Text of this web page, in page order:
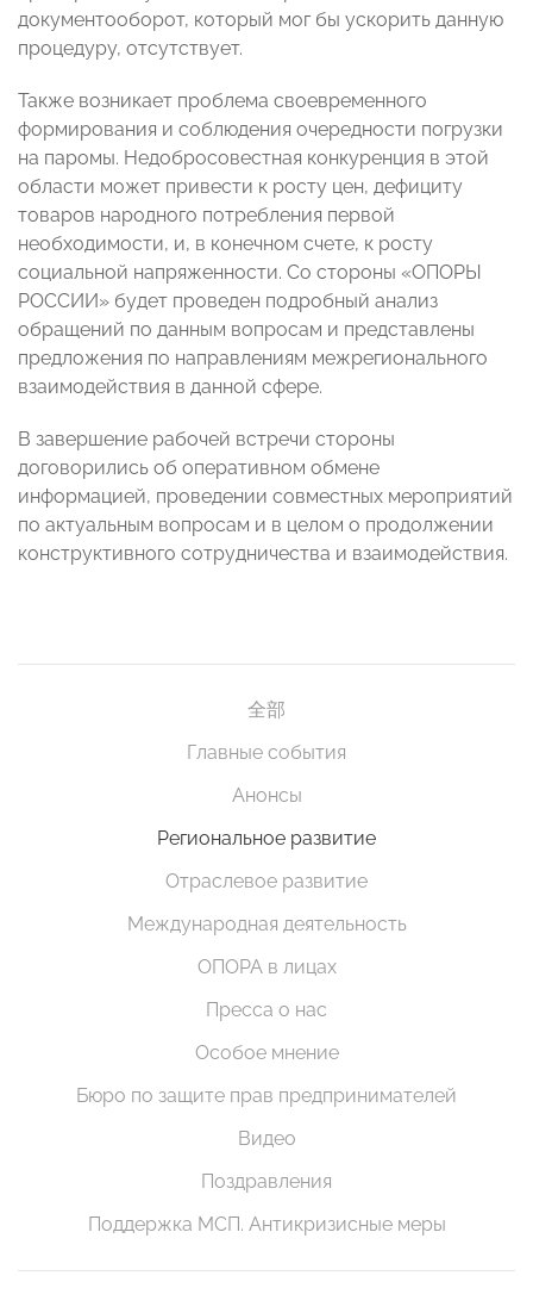
документооборот, который мог бы ускорить данную
процедуру, отсутствует.
Также возникает проблема своевременного
формирования и соблюдения очередности погрузки
на паромы. Недобросовестная конкуренция в этой
области может привести к росту цен, дефициту
товаров народного потребления первой
необходимости, и, в конечном счете, к росту
социальной напряженности. Со стороны «ОПОРЫ
РОССИИ» будет проведен подробный анализ
обращений по данным вопросам и представлены
предложения по направлениям межрегионального
взаимодействия в данной сфере.
В завершение рабочей встречи стороны
договорились об оперативном обмене
информацией, проведении совместных мероприятий
по актуальным вопросам и в целом о продолжении
конструктивного сотрудничества и взаимодействия.
全部
Главные события
Анонсы
Региональное развитие
Отраслевое развитие
Международная деятельность
ОПОРА в лицах
Пресса о нас
Особое мнение
Бюро по защите прав предпринимателей
Видео
Поздравления
Поддержка МСП. Антикризисные меры